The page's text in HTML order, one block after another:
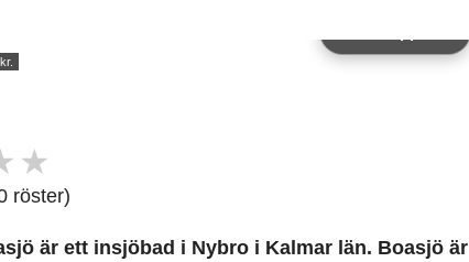
★
röster)
är ett insjöbad i Nybro i Kalmar län. Boasjö är